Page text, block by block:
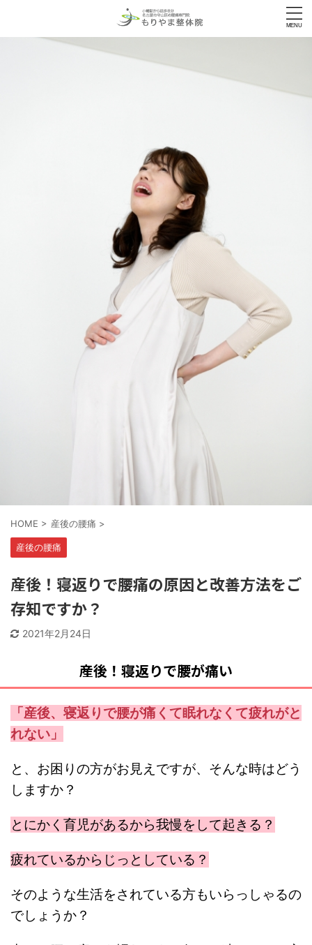
HOME > 産後の腰痛 >
産後の腰痛
産後！寝返りで腰痛の原因と改善方法をご
存知ですか？
2021年2月24日
産後！寝返りで腰が痛い
「産後、寝返りで腰が痛くて眠れなくて疲れがと
れない」
と、お困りの方がお見えですが、そんな時はどう
しますか？
とにかく育児があるから我慢をして起きる？
疲れているからじっとしている？
そのような生活をされている方もいらっしゃるの
でしょうか？